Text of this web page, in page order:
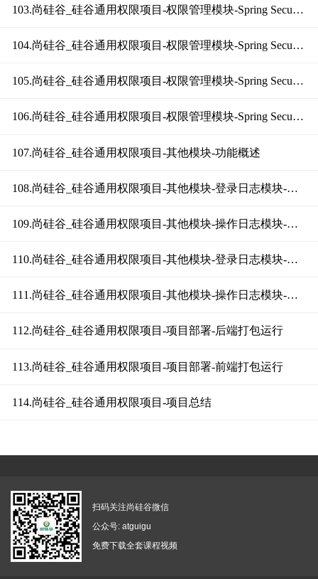
103.尚硅谷_硅谷通用权限项目-权限管理模块-Spring Security用户授权（实现分析）
104.尚硅谷_硅谷通用权限项目-权限管理模块-Spring Security用户授权（功能实现上）
105.尚硅谷_硅谷通用权限项目-权限管理模块-Spring Security用户授权（功能实现下）
106.尚硅谷_硅谷通用权限项目-权限管理模块-Spring Security用户授权（异常处理）
107.尚硅谷_硅谷通用权限项目-其他模块-功能概述
108.尚硅谷_硅谷通用权限项目-其他模块-登录日志模块-添加登录日志
109.尚硅谷_硅谷通用权限项目-其他模块-操作日志模块-添加操作日志
110.尚硅谷_硅谷通用权限项目-其他模块-登录日志模块-显示登录日志
111.尚硅谷_硅谷通用权限项目-其他模块-操作日志模块-显示操作日志
112.尚硅谷_硅谷通用权限项目-项目部署-后端打包运行
113.尚硅谷_硅谷通用权限项目-项目部署-前端打包运行
114.尚硅谷_硅谷通用权限项目-项目总结
扫码关注尚硅谷微信
公众号: atguigu
免费下载全套课程视频